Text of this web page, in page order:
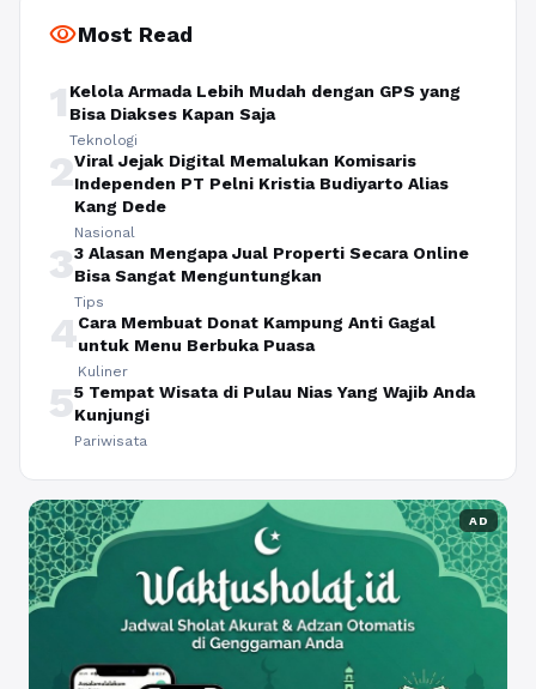
visibilityMost Read
1 Kelola Armada Lebih Mudah dengan GPS yang
Bisa Diakses Kapan Saja
Teknologi
2Viral Jejak Digital Memalukan Komisaris
Independen PT Pelni Kristia Budiyarto Alias
Kang Dede
Nasional
33 Alasan Mengapa Jual Properti Secara Online
Bisa Sangat Menguntungkan
Tips
4Cara Membuat Donat Kampung Anti Gagal
untuk Menu Berbuka Puasa
Kuliner
55 Tempat Wisata di Pulau Nias Yang Wajib Anda
Kunjungi
Pariwisata
AD